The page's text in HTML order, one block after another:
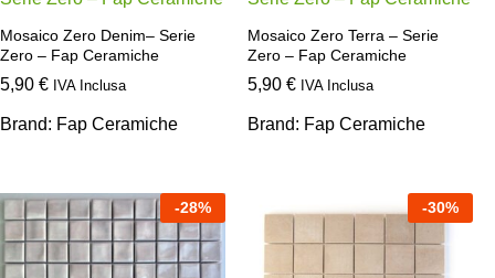
Mosaico Zero Denim– Serie
Zero – Fap Ceramiche
5,90 € IVA Inclusa
Brand: Fap Ceramiche
Mosaico Zero Terra – Serie
Zero – Fap Ceramiche
5,90 € IVA Inclusa
Brand: Fap Ceramiche
-28% -30%